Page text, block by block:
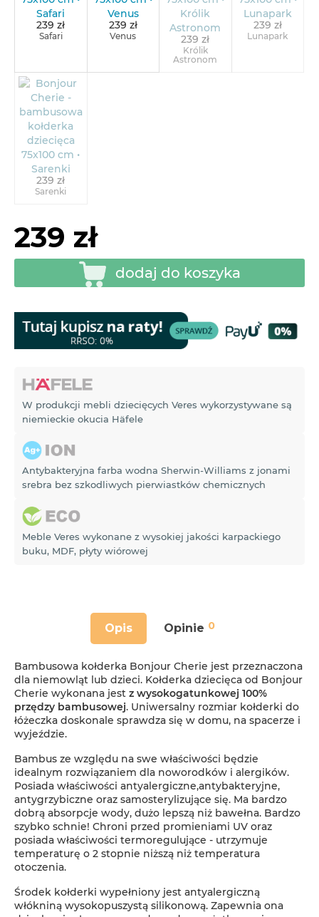
239 zł
Safari
239 zł
Venus 239 zł
Królik
Astronom
239 zł
Lunapark
239 zł
Sarenki
239 zł
dodaj do koszyka
W produkcji mebli dziecięcych Veres wykorzystywane są
niemieckie okucia Häfele
Antybakteryjna farba wodna Sherwin-Williams z jonami
srebra bez szkodliwych pierwiastków chemicznych
Meble Veres wykonane z wysokiej jakości karpackiego
buku, MDF, płyty wiórowej
Opis Opinie 0
Bambusowa kołderka Bonjour Cherie jest przeznaczona
dla niemowląt lub dzieci. Kołderka dziecięca od Bonjour
Cherie wykonana jest z wysokogatunkowej 100%
przędzy bambusowej. Uniwersalny rozmiar kołderki do
łóżeczka doskonale sprawdza się w domu, na spacerze i
wyjeździe.
Bambus ze względu na swe właściwości będzie
idealnym rozwiązaniem dla noworodków i alergików.
Posiada właściwości antyalergiczne,antybakteryjne,
antygrzybiczne oraz samosterylizujące się. Ma bardzo
dobrą absorpcje wody, dużo lepszą niż bawełna. Bardzo
szybko schnie! Chroni przed promieniami UV oraz
posiada właściwości termoregulujące - utrzymuje
temperaturę o 2 stopnie niższą niż temperatura
otoczenia.
Środek kołderki wypełniony jest antyalergiczną
włókniną wysokopuszystą silikonową. Zapewnia ona